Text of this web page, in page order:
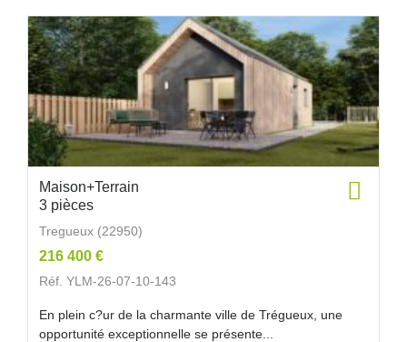
Maison+Terrain
3 pièces
Tregueux (22950)
216 400 €
Réf. YLM-26-07-10-143
En plein c?ur de la charmante ville de Trégueux, une
opportunité exceptionnelle se présente...